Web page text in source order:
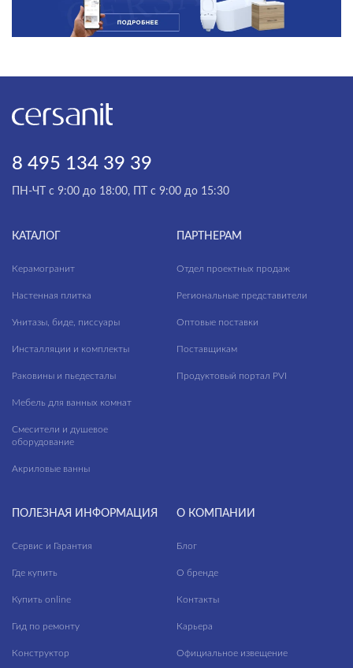
8 495 134 39 39
ПН-ЧТ с 9:00 до 18:00, ПТ с 9:00 до 15:30
КАТАЛОГ
Керамогранит
Настенная плитка
Унитазы, биде, писсуары
Инсталляции и комплекты
Раковины и пьедесталы
Мебель для ванных комнат
Смесители и душевое
оборудование
Акриловые ванны
ПАРТНЕРАМ
Отдел проектных продаж
Региональные представители
Оптовые поставки
Поставщикам
Продуктовый портал PVI
ПОЛЕЗНАЯ ИНФОРМАЦИЯ
Сервис и Гарантия
Где купить
Купить online
Гид по ремонту
Конструктор
О КОМПАНИИ
Блог
О бренде
Контакты
Карьера
Официальное извещение